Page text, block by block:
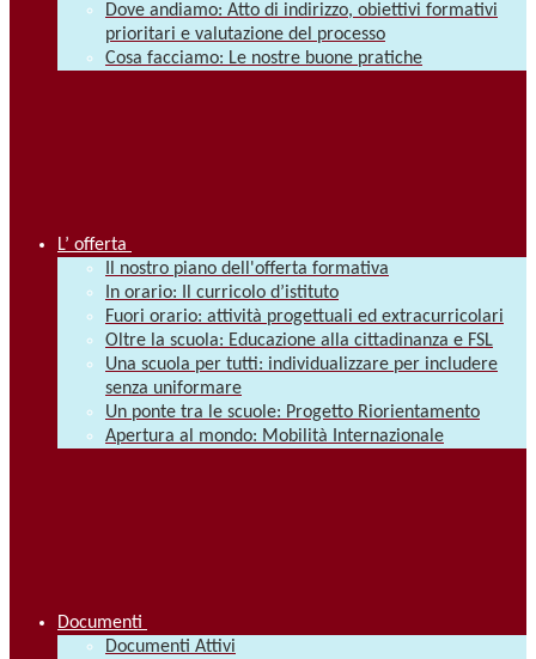
Dove andiamo: Atto di indirizzo, obiettivi formativi
prioritari e valutazione del processo
Cosa facciamo: Le nostre buone pratiche
L’ offerta
Il nostro piano dell'offerta formativa
In orario: Il curricolo d’istituto
Fuori orario: attività progettuali ed extracurricolari
Oltre la scuola: Educazione alla cittadinanza e FSL
Una scuola per tutti: individualizzare per includere
senza uniformare
Un ponte tra le scuole: Progetto Riorientamento
Apertura al mondo: Mobilità Internazionale
Documenti
Documenti Attivi